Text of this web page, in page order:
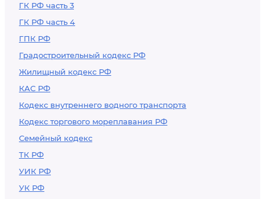
ГК РФ часть 3
ГК РФ часть 4
ГПК РФ
Градостроительный кодекс РФ
Жилищный кодекс РФ
КАС РФ
Кодекс внутреннего водного транспорта
Кодекс торгового мореплавания РФ
Семейный кодекс
ТК РФ
УИК РФ
УК РФ